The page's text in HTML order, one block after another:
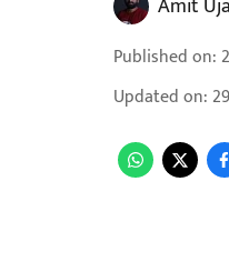
Amit
Published on:
Updated on: